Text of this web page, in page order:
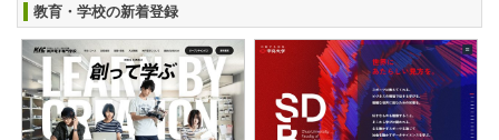
教育・学校の新着登録